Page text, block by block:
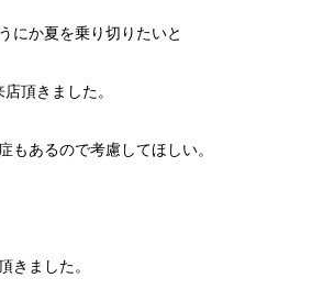
にか夏を乗り切りたいと
頂きました。
もあるので考慮してほしい。
きました。